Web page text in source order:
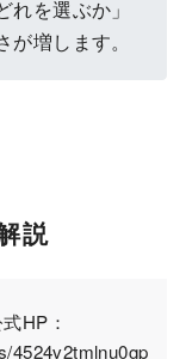
を選ぶか」
増します。
説
HP：
4524v2tmlnu0gp